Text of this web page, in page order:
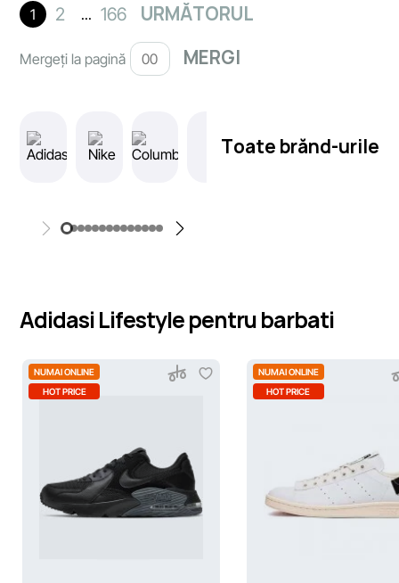
1 2 ... 166 URMĂTORUL
Mergeți la pagină
Toate brănd-urile
Adidasi Lifestyle pentru barbati
NUMAI ONLINE
HOT PRICE
NUMAI ONLINE
HOT PRICE